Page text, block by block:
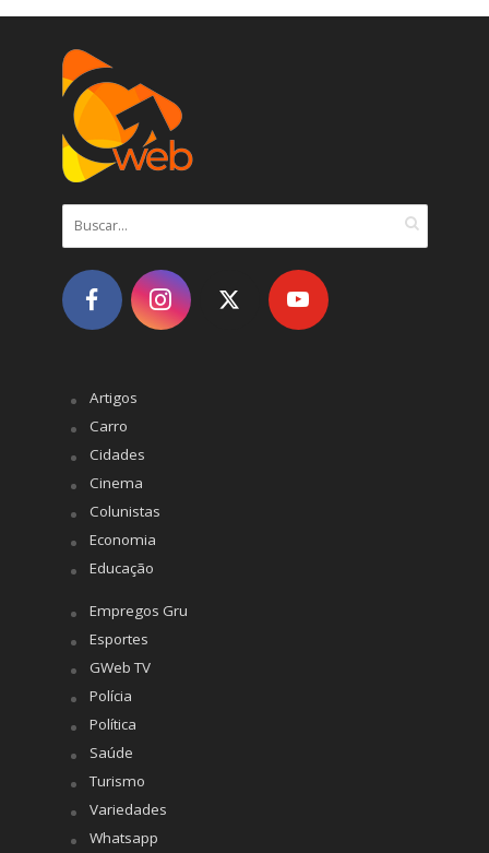
Artigos
Carro
Cidades
Cinema
Colunistas
Economia
Educação
Empregos Gru
Esportes
GWeb TV
Polícia
Política
Saúde
Turismo
Variedades
Whatsapp